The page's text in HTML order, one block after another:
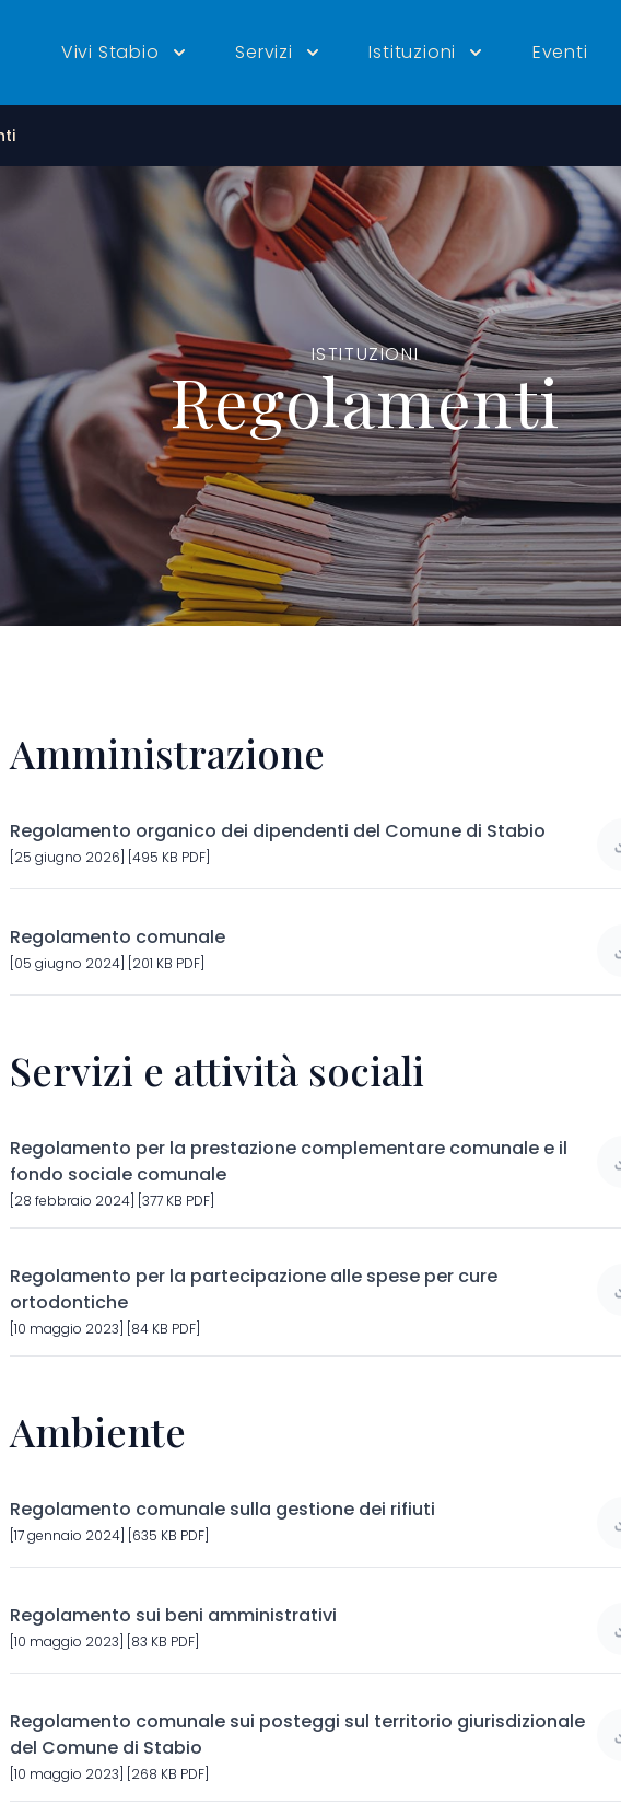
Vivi Stabio Servizi Istituzioni Eventi
ISTITUZIONI
Regolamenti
Amministrazione
Regolamento organico dei dipendenti del Comune di Stabio
[25 giugno 2026] [495 KB PDF]
Regolamento comunale
[05 giugno 2024] [201 KB PDF]
Servizi e attività sociali
Regolamento per la prestazione complementare comunale e il
fondo sociale comunale
[28 febbraio 2024] [377 KB PDF]
Regolamento per la partecipazione alle spese per cure
ortodontiche
[10 maggio 2023] [84 KB PDF]
Ambiente
Regolamento comunale sulla gestione dei rifiuti
[17 gennaio 2024] [635 KB PDF]
Regolamento sui beni amministrativi
[10 maggio 2023] [83 KB PDF]
Regolamento comunale sui posteggi sul territorio giurisdizionale
del Comune di Stabio
[10 maggio 2023] [268 KB PDF]